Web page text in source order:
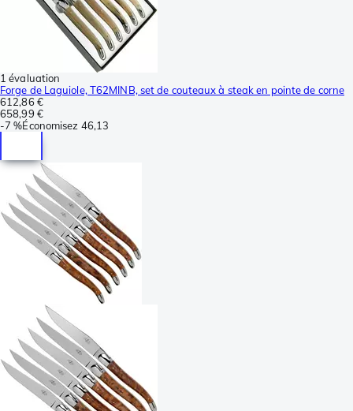
1 évaluation
Forge de Laguiole, T62MINB, set de couteaux à steak en pointe de corne
612,86 €
658,99 €
-7 %Économisez 46,13